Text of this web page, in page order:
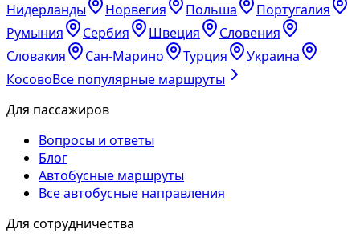
Нидерланды
Норвегия Польша
Португалия
Румыния
Сербия Швеция
Словения
Словакия
Сан-Марино Турция
Украина
КосовоВсе популярные маршруты
Для пассажиров
Вопросы и ответы
Блог
Автобусные маршруты
Все автобусные направления
Для сотрудничества